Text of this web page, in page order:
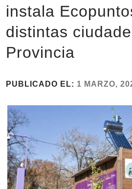
instala
distintas
Provincia
PUBLICADO EL: 1 MARZO,